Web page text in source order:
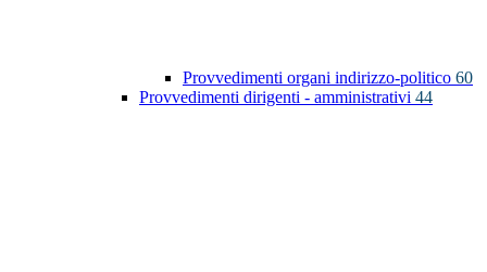
Provvedimenti organi indirizzo-politico 60
Provvedimenti dirigenti - amministrativi 44